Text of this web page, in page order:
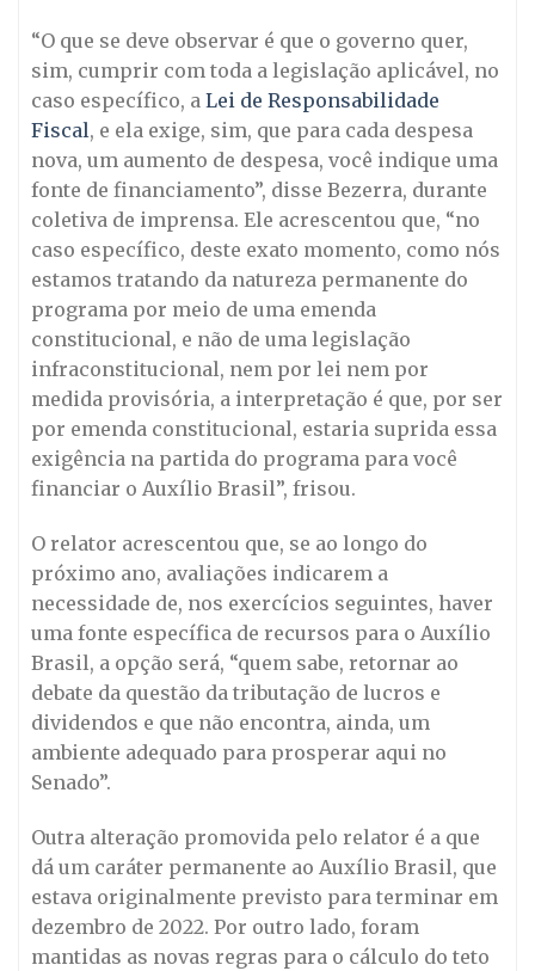
“O que se deve observar é que o governo quer,
sim, cumprir com toda a legislação aplicável, no
caso específico, a Lei de Responsabilidade
Fiscal, e ela exige, sim, que para cada despesa
nova, um aumento de despesa, você indique uma
fonte de financiamento”, disse Bezerra, durante
coletiva de imprensa. Ele acrescentou que, “no
caso específico, deste exato momento, como nós
estamos tratando da natureza permanente do
programa por meio de uma emenda
constitucional, e não de uma legislação
infraconstitucional, nem por lei nem por
medida provisória, a interpretação é que, por ser
por emenda constitucional, estaria suprida essa
exigência na partida do programa para você
financiar o Auxílio Brasil”, frisou.
O relator acrescentou que, se ao longo do
próximo ano, avaliações indicarem a
necessidade de, nos exercícios seguintes, haver
uma fonte específica de recursos para o Auxílio
Brasil, a opção será, “quem sabe, retornar ao
debate da questão da tributação de lucros e
dividendos e que não encontra, ainda, um
ambiente adequado para prosperar aqui no
Senado”.
Outra alteração promovida pelo relator é a que
dá um caráter permanente ao Auxílio Brasil, que
estava originalmente previsto para terminar em
dezembro de 2022. Por outro lado, foram
mantidas as novas regras para o cálculo do teto